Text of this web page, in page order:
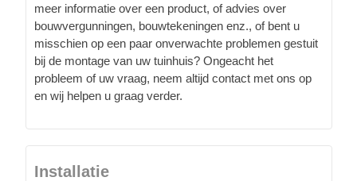
meer informatie over een product, of advies over
bouwvergunningen, bouwtekeningen enz., of bent u
misschien op een paar onverwachte problemen gestuit
bij de montage van uw tuinhuis? Ongeacht het
probleem of uw vraag, neem altijd contact met ons op
en wij helpen u graag verder.
Installatie